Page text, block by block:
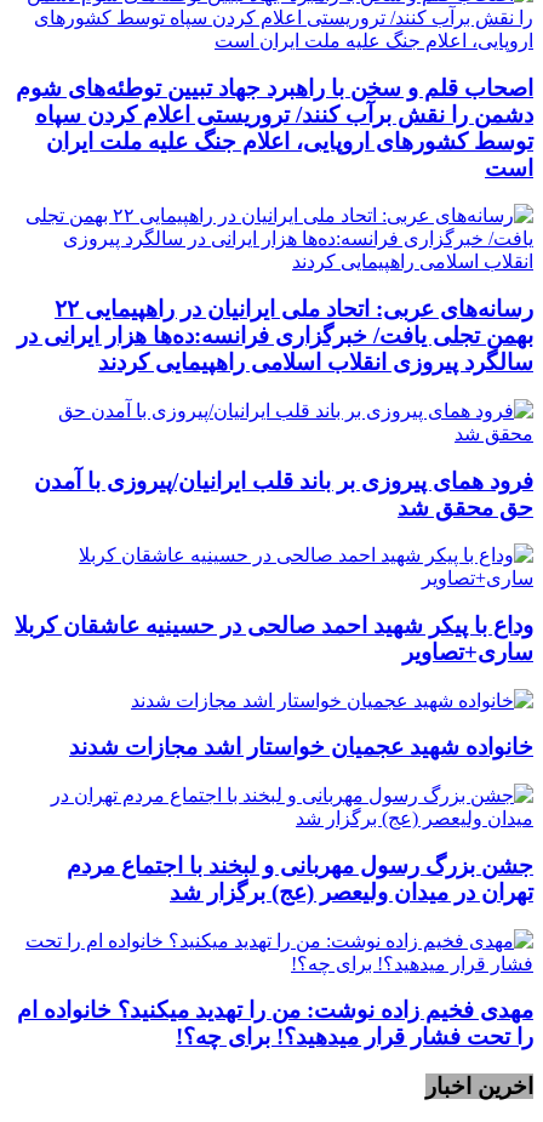
اصحاب قلم و سخن با راهبرد جهاد تبیین توطئه‌های شوم
دشمن را نقش برآب کنند/ تروریستی اعلام کردن سپاه
توسط کشورهای اروپایی، اعلام جنگ علیه ملت ایران
است
رسانه‌های عربی: اتحاد ملی ایرانیان در راهپیمایی ۲۲
بهمن تجلی یافت/ خبرگزاری فرانسه:ده‌ها هزار ایرانی در
سالگرد پیروزی انقلاب اسلامی راهپیمایی کردند
فرود همای پیروزی بر باند قلب ایرانیان/پیروزی با آمدن
حق محقق شد
وداع با پیکر شهید احمد صالحی‌ در حسینیه عاشقان کربلا
ساری+تصاویر
خانواده شهید عجمیان خواستار اشد مجازات شدند
جشن بزرگ رسول مهربانی و لبخند با اجتماع مردم
تهران در میدان ولیعصر (عج) برگزار شد
مهدی فخیم زاده نوشت: من را تهدید میکنید؟ خانواده ام
را‌ تحت فشار قرار میدهید؟! برای چه؟!
اخرین اخبار